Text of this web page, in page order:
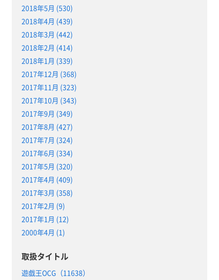
2018年5月 (530)
2018年4月 (439)
2018年3月 (442)
2018年2月 (414)
2018年1月 (339)
2017年12月 (368)
2017年11月 (323)
2017年10月 (343)
2017年9月 (349)
2017年8月 (427)
2017年7月 (324)
2017年6月 (334)
2017年5月 (320)
2017年4月 (409)
2017年3月 (358)
2017年2月 (9)
2017年1月 (12)
2000年4月 (1)
取扱タイトル
遊戯王OCG（11638）